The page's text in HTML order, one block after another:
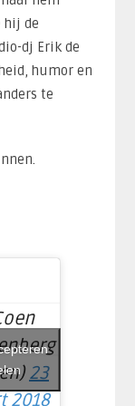
hij de
dj Erik de
humor en
te
23
2018